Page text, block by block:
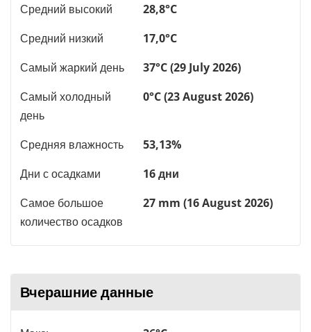
Средний высокий
28,8°C
Средний низкий
17,0°C
Самый жаркий день
37°C (29 July 2026)
Самый холодный
день
0°C (23 August 2026)
Средняя влажность
53,13%
Дни с осадками
16 дни
Самое большое
количество осадков
27 mm (16 August 2026)
Вчерашние данные